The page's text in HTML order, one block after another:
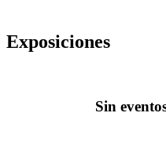
Exposiciones
Sin